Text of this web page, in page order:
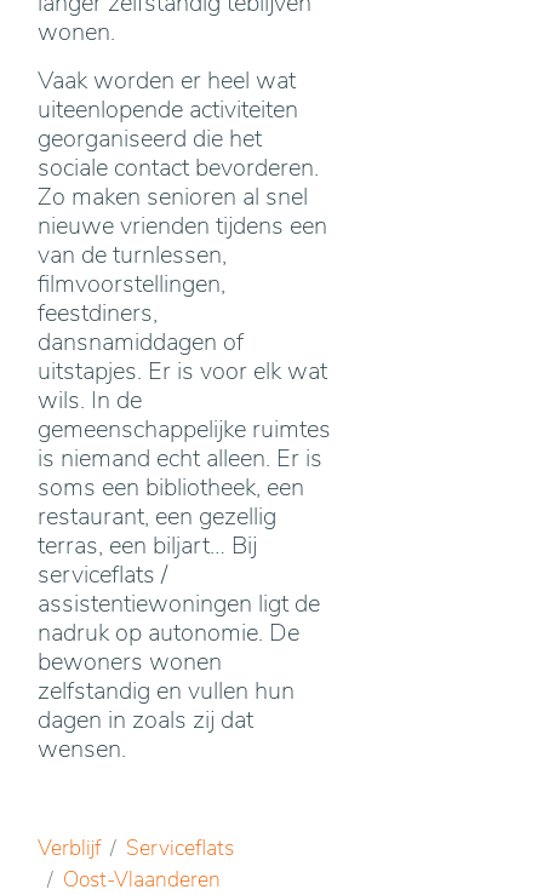
wonen.
Vaak worden er heel wat
uiteenlopende activiteiten
georganiseerd die het
sociale contact bevorderen.
Zo maken senioren al snel
nieuwe vrienden tijdens een
van de turnlessen,
filmvoorstellingen,
feestdiners,
dansnamiddagen of
uitstapjes. Er is voor elk wat
wils. In de
gemeenschappelijke ruimtes
is niemand echt alleen. Er is
soms een bibliotheek, een
restaurant, een gezellig
terras, een biljart… Bij
serviceflats /
assistentiewoningen ligt de
nadruk op autonomie. De
bewoners wonen
zelfstandig en vullen hun
dagen in zoals zij dat
wensen.
Verblijf
Serviceflats
Oost-Vlaanderen